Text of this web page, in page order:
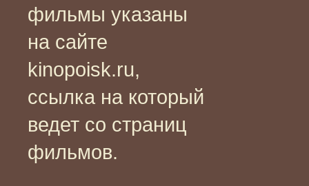
фильмы указаны
на сайте
kinopoisk.ru,
ссылка на который
ведет со страниц
фильмов.